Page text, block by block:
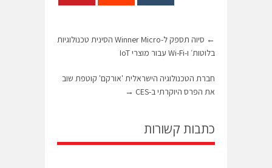
←
סיוה תספק ל-Winner Micro הסינית טכנולוגיות
בלוטות׳ ו-Wi-Fi עבור מוצרי IoT
חברת הטכנולוגיה הישראלית 'אורקם' קוטפת שוב
את הפרס היוקרתי ב-CES
→
כתבות קשורות